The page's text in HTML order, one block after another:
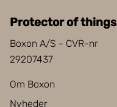
Protector of things
Boxon A/S - CVR-nr
29207437
Om Boxon
Nyheder